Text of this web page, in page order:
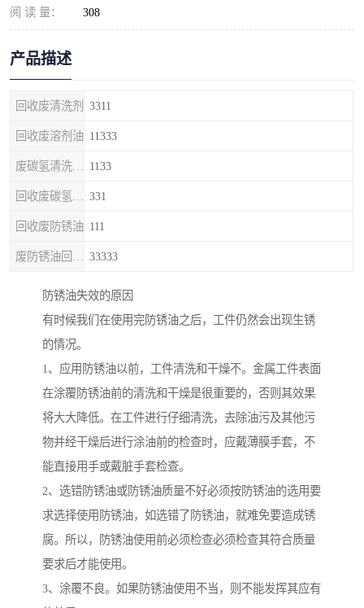
阅 读 量： 308
产品描述
回收废清洗剂 3311
回收废溶剂油 11333
1133
331
回收废防锈油 111
33333
防锈油失效的原因
有时候我们在使用完防锈油之后，工件仍然会出现生锈
的情况。
1、应用防锈油以前，工件清洗和干燥不。金属工件表面
在涂覆防锈油前的清洗和干燥是很重要的，否则其效果
将大大降低。在工件进行仔细清洗，去除油污及其他污
物并经干燥后进行涂油前的检查时，应戴薄膜手套，不
能直接用手或戴脏手套检查。
2、选错防锈油或防锈油质量不好必须按防锈油的选用要
求选择使用防锈油，如选错了防锈油，就难免要造成锈
腐。所以，防锈油使用前必须检查必须检查其符合质量
要求后才能使用。
3、涂覆不良。如果防锈油使用不当，则不能发挥其应有